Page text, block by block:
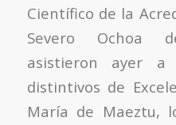
Científico de la
Severo Ochoa
asistieron ayer
distintivos de
María de Maeztu,